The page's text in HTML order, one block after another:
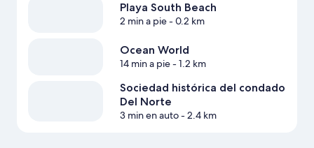
Playa South Beach
2 min a pie- 0.2 km
Ocean World
14 min a pie- 1.2 km
Sociedad histórica del condado
Del Norte
3 min en auto- 2.4 km